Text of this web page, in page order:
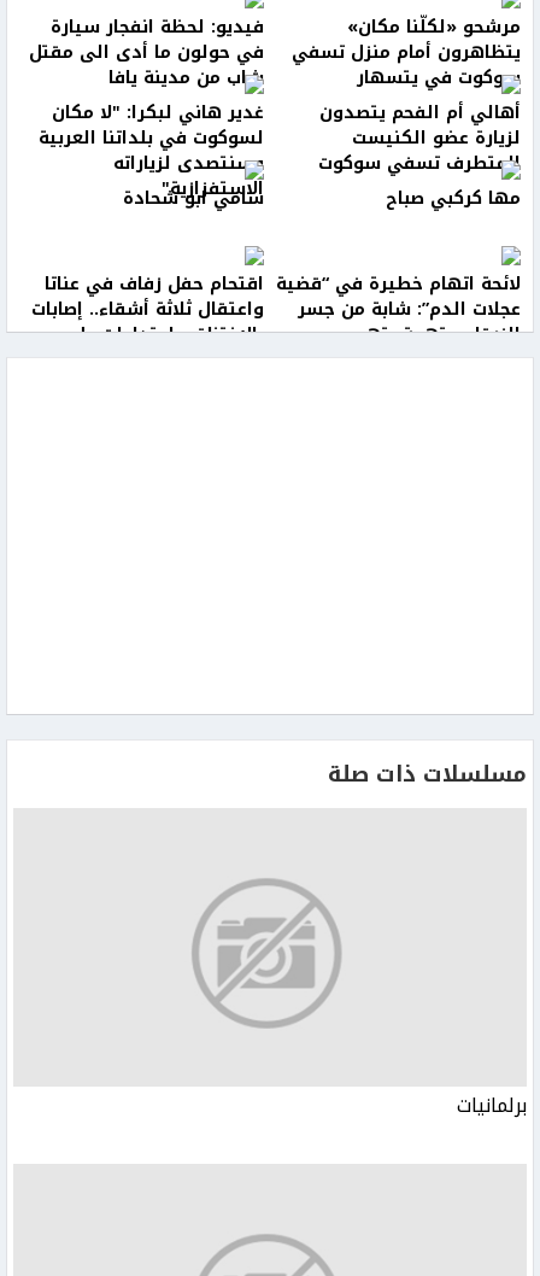
مرشحو «لكلّنا مكان»
يتظاهرون أمام منزل تسفي
سوكوت في يتسهار
فيديو: لحظة انفجار سيارة
في حولون ما أدى الى مقتل
شاب من مدينة يافا
أهالي أم الفحم يتصدون
لزيارة عضو الكنيست
المتطرف تسفي سوكوت
غدير هاني لبكرا: "لا مكان
لسوكوت في بلداتنا العربية
وسنتصدى لزياراته
الاستفزازية" مها كركبي صباح سامي ابو شحادة
لائحة اتهام خطيرة في “قضية
عجلات الدم”: شابة من جسر
الزرقاء متهمة بتهريب
مركبات استُخدمت بجرائم قتل
اقتحام حفل زفاف في عناتا
واعتقال ثلاثة أشقاء.. إصابات
بالاختناق واعتداءات على
المواطنين
مسلسلات ذات صلة
برلمانيات